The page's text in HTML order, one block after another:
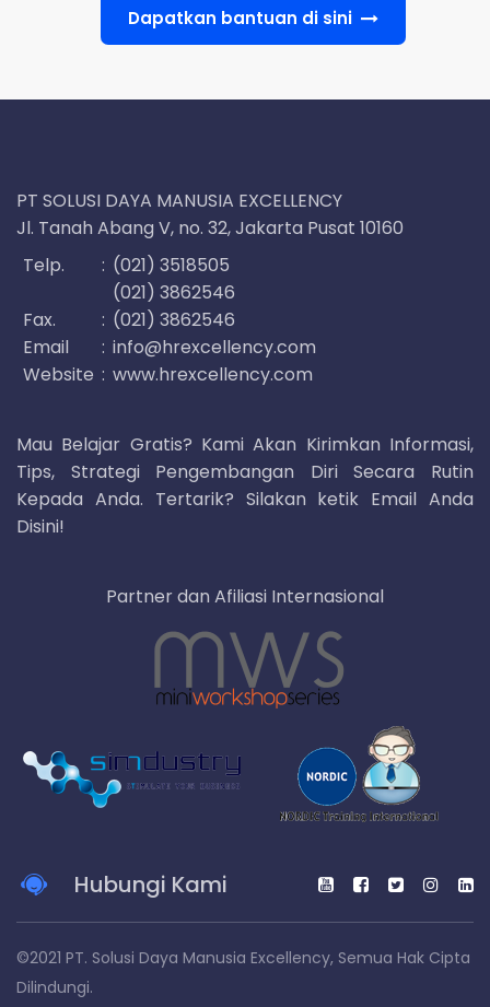
Dapatkan bantuan di sini
PT SOLUSI DAYA MANUSIA EXCELLENCY
Jl. Tanah Abang V, no. 32, Jakarta Pusat 10160
Telp.
: (021) 3518505
(021) 3862546
Fax.
: (021) 3862546
Email
: info@hrexcellency.com
Website : www.hrexcellency.com
Mau Belajar Gratis? Kami Akan Kirimkan Informasi,
Tips, Strategi Pengembangan Diri Secara Rutin
Kepada Anda. Tertarik? Silakan ketik Email Anda
Disini!
Partner dan Afiliasi Internasional
Hubungi Kami
©2021 PT. Solusi Daya Manusia Excellency, Semua Hak Cipta
Dilindungi.